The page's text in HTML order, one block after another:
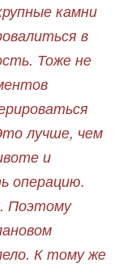
камни
в
Тоже не
лучше, чем
и
операцию.
Поэтому
К тому же